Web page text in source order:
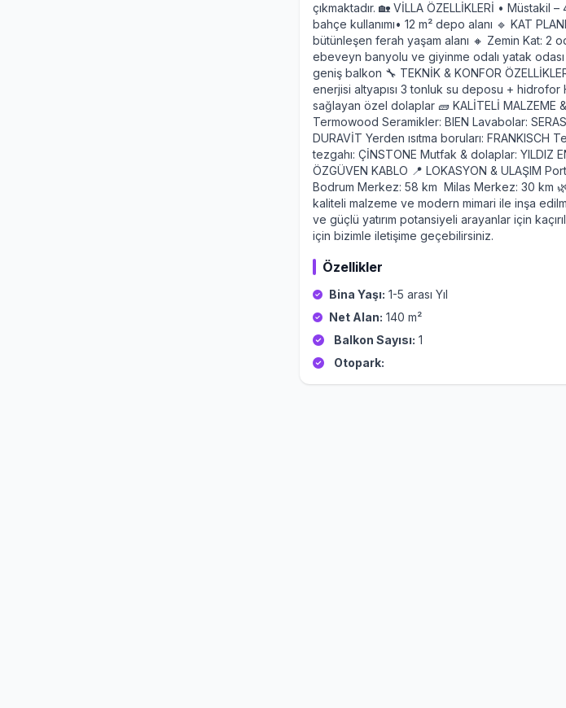
çıkmaktadır. 🏡 VİLLA ÖZELLİKLERİ • Müstakil
bahçe kullanımı• 12 m² depo alanı 🔹 KAT
bütünleşen ferah yaşam alanı 🔸 Zemin Kat: 2
ebeveyn banyolu ve giyinme odalı yatak
geniş balkon 🔧 TEKNİK & KONFOR
enerjisi altyapısı 3 tonluk su deposu + hidrofor
sağlayan özel dolaplar 🧱 KALİTELİ MALZEME
Termowood Seramikler: BIEN Lavabolar:
DURAVİT Yerden ısıtma boruları: FRANKISCH
tezgahı: ÇİNSTONE Mutfak & dolaplar: YILDIZ
ÖZGÜVEN KABLO 📍 LOKASYON & ULAŞIM
Bodrum Merkez: 58 km Milas Merkez: 30 km
kaliteli malzeme ve modern mimari ile inşa
ve güçlü yatırım potansiyeli arayanlar için
için bizimle iletişime geçebilirsiniz.
Özellikler
Bina Yaşı: 1-5 arası Yıl
Net Alan: 140 m²
Balkon Sayısı: 1
Otopark: